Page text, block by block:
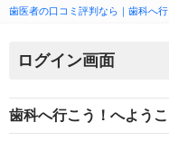
歯医者の口コミ評判なら｜歯科へ
ログイン画面
歯科へ行こう！へようこ